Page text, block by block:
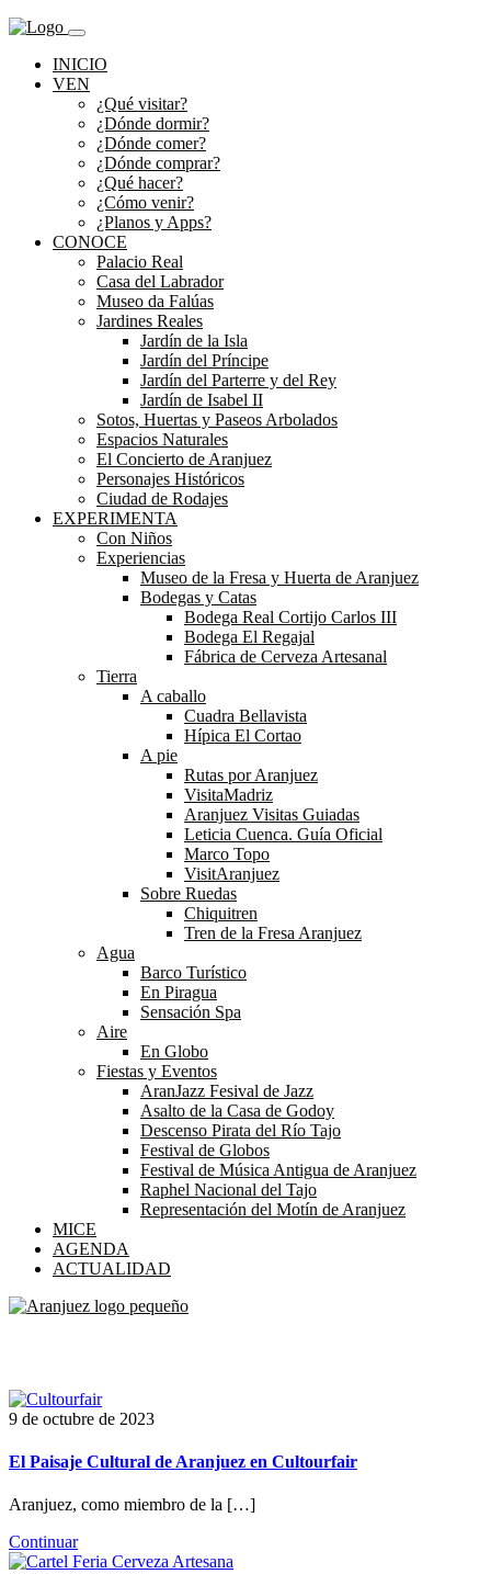
INICIO
VEN
¿Qué visitar?
¿Dónde dormir?
¿Dónde comer?
¿Dónde comprar?
¿Qué hacer?
¿Cómo venir?
¿Planos y Apps?
CONOCE
Palacio Real
Casa del Labrador
Museo da Falúas
Jardines Reales
Jardín de la Isla
Jardín del Príncipe
Jardín del Parterre y del Rey
Jardín de Isabel II
Sotos, Huertas y Paseos Arbolados
Espacios Naturales
El Concierto de Aranjuez
Personajes Históricos
Ciudad de Rodajes
EXPERIMENTA
Con Niños
Experiencias
Museo de la Fresa y Huerta de Aranjuez
Bodegas y Catas
Bodega Real Cortijo Carlos III
Bodega El Regajal
Fábrica de Cerveza Artesanal
Tierra
A caballo
Cuadra Bellavista
Hípica El Cortao
A pie
Rutas por Aranjuez
VisitaMadriz
Aranjuez Visitas Guiadas
Leticia Cuenca. Guía Oficial
Marco Topo
VisitAranjuez
Sobre Ruedas
Chiquitren
Tren de la Fresa Aranjuez
Agua
Barco Turístico
En Piragua
Sensación Spa
Aire
En Globo
Fiestas y Eventos
AranJazz Fesival de Jazz
Asalto de la Casa de Godoy
Descenso Pirata del Río Tajo
Festival de Globos
Festival de Música Antigua de Aranjuez
Raphel Nacional del Tajo
Representación del Motín de Aranjuez
MICE
AGENDA
ACTUALIDAD
9 de octubre de 2023
El Paisaje Cultural de Aranjuez en Cultourfair
Aranjuez, como miembro de la […]
Continuar